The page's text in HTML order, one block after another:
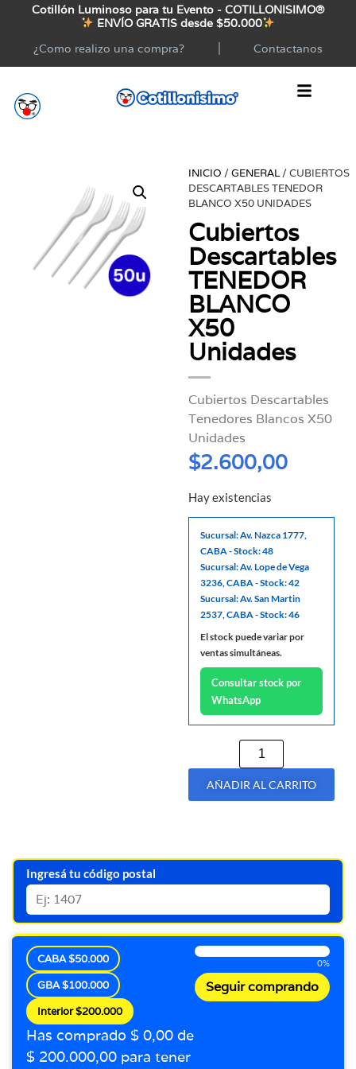
Cotillón Luminoso para tu Evento - COTILLONISIMO®
ENVÍO GRATIS desde $50.000
¿Como realizo una compra?
Contactanos
INICIO /GENERAL/ CUBIERTOS
DESCARTABLES TENEDOR
BLANCO X50 UNIDADES
Cubiertos
Descartables
TENEDOR
BLANCO
X50
Unidades
Cubiertos Descartables
Tenedores Blancos X50
Unidades
$2.600,00
Hay existencias
Sucursal: Av. Nazca 1777,
CABA - Stock: 48
Sucursal: Av. Lope de Vega
3236, CABA - Stock: 42
Sucursal: Av. San Martin
2537, CABA - Stock: 46
El stock puede variar por
ventas simultáneas.
Consultar stock por
WhatsApp
AÑADIR AL CARRITO
Ingresá tu código postal
CABA $50.000
GBA $100.000
Interior $200.000
Has comprado $ 0,00 de
$ 200.000,00 para tener
0%
Seguir comprando